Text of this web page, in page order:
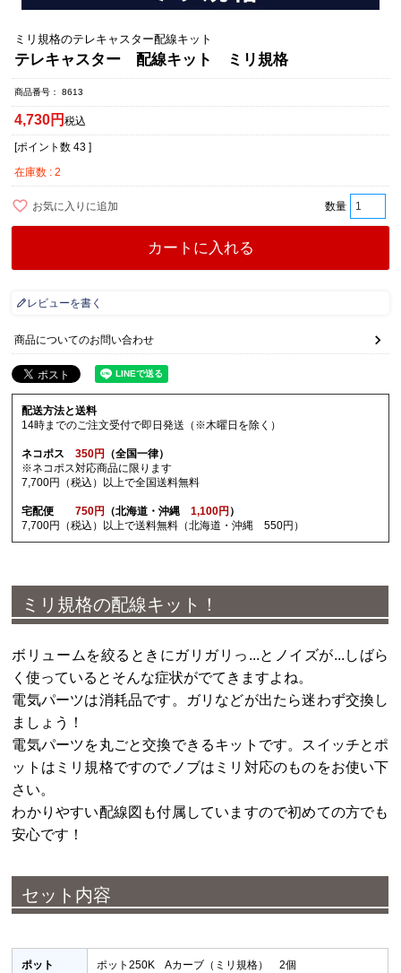
ミリ規格のテレキャスター配線キット
テレキャスター 配線キット ミリ規格
商品番号 8613
4,730 税込
[ポイント数 43 ]
在庫数
2
お気に入りに追加
カートに入れる
レビューを書く
商品についてのお問い合わせ
配送方法と送料
14時までのご注文受付で即日発送（※木曜日を除く）
ネコポス350円
（全国一律）
※ネコポス対応商品に限ります
7,700円（税込）以上で全国送料無料
宅配便750円 （北海道・沖縄1,100円 ）
7,700円（税込）以上で送料無料（北海道・沖縄 550円）
ミリ規格の配線キット！
ボリュームを絞るときにガリガリっ...とノイズが...しばら
く使っているとそんな症状がでてきますよね。
電気パーツは消耗品です。ガリなどが出たら迷わず交換し
ましょう！
電気パーツを丸ごと交換できるキットです。スイッチとポ
ットはミリ規格ですのでノブはミリ対応のものをお使い下
さい。
わかりやすい配線図も付属していますので初めての方でも
安心です！
セット内容
ポット ポット250K Aカーブ（ミリ規格） 2個